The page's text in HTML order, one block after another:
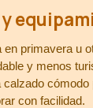
en primavera u
y menos
calzado
con facilidad.